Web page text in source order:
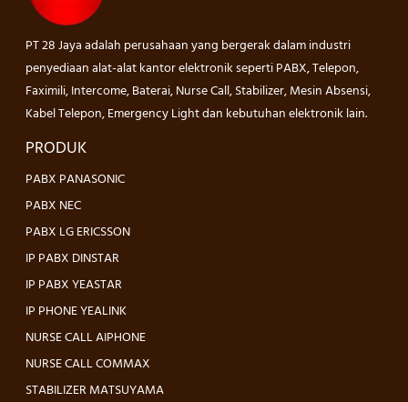
PT 28 Jaya adalah perusahaan yang bergerak dalam industri
penyediaan alat-alat kantor elektronik seperti PABX, Telepon,
Faximili, Intercome, Baterai, Nurse Call, Stabilizer, Mesin Absensi,
Kabel Telepon, Emergency Light dan kebutuhan elektronik lain.
PRODUK
PABX PANASONIC
PABX NEC
PABX LG ERICSSON
IP PABX DINSTAR
IP PABX YEASTAR
IP PHONE YEALINK
NURSE CALL AIPHONE
NURSE CALL COMMAX
STABILIZER MATSUYAMA